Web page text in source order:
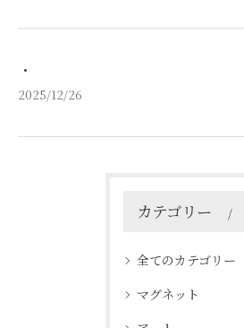
・
2025/12/26
カテゴリー
全てのカテゴリー
マグネット